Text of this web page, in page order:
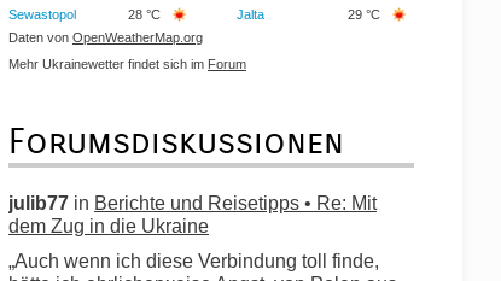
Sewastopol 28 °C Jalta
29 °C
Daten von OpenWeatherMap.org
Mehr Ukrainewetter findet sich im Forum
Forumsdiskussionen
julib77 in Berichte und Reisetipps • Re: Mit
dem Zug in die Ukraine
„Auch wenn ich diese Verbindung toll finde,